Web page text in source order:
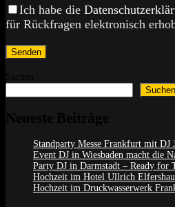
Bitte lasse dieses Feld leer.
Bitte lasse dieses Feld leer.
Ich habe die
für Rückfragen elektronisch
Suchen
Standparty Messe Frankfurt mit DJ
Event DJ in Wiesbaden macht die
Party DJ in Darmstadt – Ready for
Hochzeit im Hotel Ullrich
Hochzeit im Druckwasserwerk